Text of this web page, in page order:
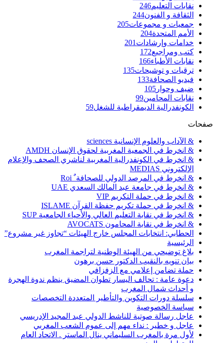
نقابات التعليم246
الثقافة و الفنون244
جمعيات و مجموعات205
الأمم المتحدة204
خدامات وإرشادات 201
كتب ومراجيع172
نقابات الأطباء166
ترقيات و توشيحات135
فيديو الصحافة133
ضيف وحوار 105
نقابات المحامين99
الكونفدرالية الديمقراطية للشغل59
صفحات
& الآداب والعلوم الإنسانية sciences
& انخرط في الجمعية المغربية لحقوق الإنسان AMDH
& انخرط في الكونفدرالية المغربية لناشري الصحف والإعلام
الإلكتروني MEDIAS
& انخرط في المرصد الدولي للصحافة ٌ Roi
& انخرط في جامعة عبد المالك السعدي UAE
& انخرط في حملة التكريم VIP
& انخرط في حملة تكريم حفظة القرآن ISLAME
& انخرط في نقابة التعليم العالي والأحياء الجامعية SUP
& انخرط في نقابة المحامون AVOCATS
الحطابي: انتخابات المجلس خارج الهيئات “تجاوز غير مشروع”
الرئيسية
بلاغ توضيحي من الهيئة الوطنية لتراجمة المغرب
بيان تنويه بالنقيب الدكتور حسن برهون
حملة تضامن إعلامي مع الزفزافي
دعوة عامة : تحالف اليسار تطوان المضيق ينظم ندوة الهجرة
و أحداث شمال المغرب
سلسلة دورات التكوين والتأطير المتعددة التخصصات
سياسة الخصوصية
عاجل رسالة صوتية للناشط الدولي عبد المجيد الإدريسي
عاجل و خطير : نداء مهم إلى عموم الشعب المغربي
لأول مرة بالمغرب السليماني ينال الماستر . الاتحاد العام